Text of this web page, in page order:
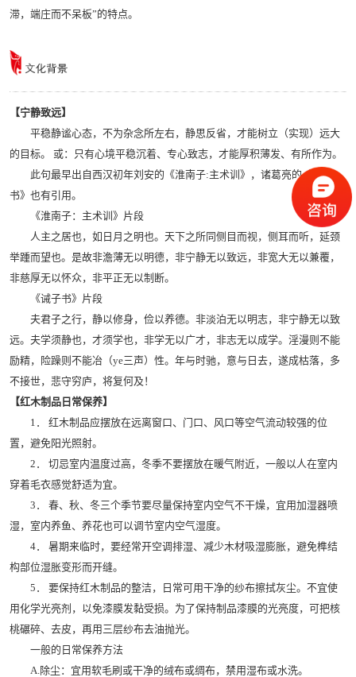
滞，端庄而不呆板”的特点。
【宁静致远】
平稳静谧心态，不为杂念所左右，静思反省，才能树立（实现）远大
的目标。 或：只有心境平稳沉着、专心致志，才能厚积薄发、有所作为。
此句最早出自西汉初年刘安的《淮南子:主术训》，诸葛亮的《诫子
书》也有引用。
《淮南子：主术训》片段
人主之居也，如日月之明也。天下之所同侧目而视，侧耳而听，延颈
举踵而望也。是故非澹薄无以明德，非宁静无以致远，非宽大无以兼覆，
非慈厚无以怀众，非平正无以制断。
《诫子书》片段
夫君子之行，静以修身，俭以养德。非淡泊无以明志，非宁静无以致
远。夫学须静也，才须学也，非学无以广才，非志无以成学。淫漫则不能
励精，险躁则不能冶（ye三声）性。年与时驰，意与日去，遂成枯落，多
不接世，悲守穷庐，将复何及！
【红木制品日常保养】
1． 红木制品应摆放在远离窗口、门口、风口等空气流动较强的位
置，避免阳光照射。
2． 切忌室内温度过高，冬季不要摆放在暖气附近，一般以人在室内
穿着毛衣感觉舒适为宜。
3． 春、秋、冬三个季节要尽量保持室内空气不干燥，宜用加湿器喷
湿，室内养鱼、养花也可以调节室内空气湿度。
4． 暑期来临时，要经常开空调排湿、减少木材吸湿膨胀，避免榫结
构部位湿胀变形而开缝。
5． 要保持红木制品的整洁，日常可用干净的纱布擦拭灰尘。不宜使
用化学光亮剂，以免漆膜发黏受损。为了保持制品漆膜的光亮度，可把核
桃碾碎、去皮，再用三层纱布去油抛光。
一般的日常保养方法
A.除尘：宜用软毛刷或干净的绒布或绸布，禁用湿布或水洗。